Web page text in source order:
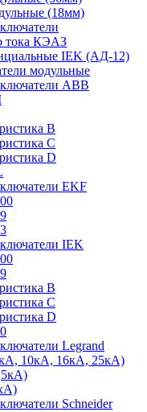
(18мм)
тока КЭАЗ
IEK (АД-12)
модульные
ABB
B
C
D
EKF
IEK
B
C
D
Legrand
10кА, 16кА, 25кА)
Schneider